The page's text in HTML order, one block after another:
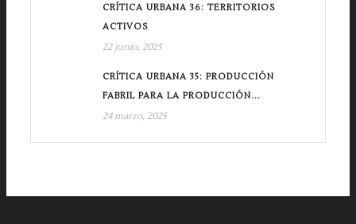
CRÍTICA URBANA 36: TERRITORIOS
ACTIVOS
22 junio, 2025
CRÍTICA URBANA 35: PRODUCCIÓN
FABRIL PARA LA PRODUCCIÓN...
24 marzo, 2025